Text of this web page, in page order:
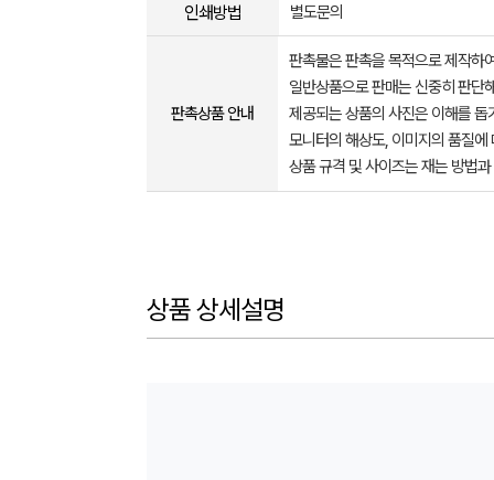
인쇄방법 별도문의
판촉상품 안내
판촉물은 판촉을 목적으로 제작하
일반상품으로 판매는 신중히 판단
제공되는 상품의 사진은 이해를
모니터의 해상도, 이미지의 품질
상품 규격 및 사이즈는 재는 방법
상품 상세설명